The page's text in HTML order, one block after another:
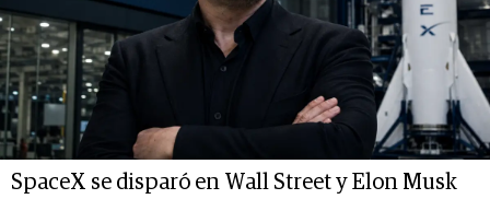
SpaceX se disparó en Wall Street y Elon Musk